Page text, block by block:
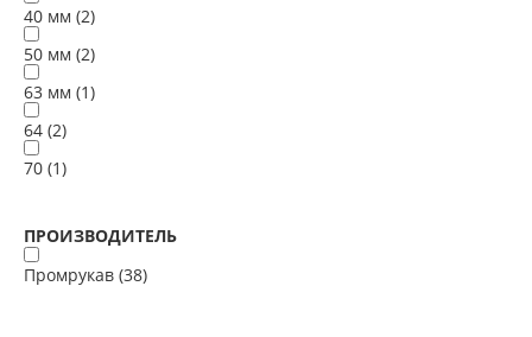
40 мм (2)
50 мм (2)
63 мм (1)
64 (2)
70 (1)
ПРОИЗВОДИТЕЛЬ
Промрукав (38)